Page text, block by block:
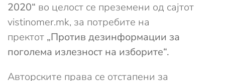
2020“ во целост се преземени од сајтот
vistinomer.mk, за потребите на
пректот „Против дезинформации за
поголема излезност на изборите“.
Авторските права се отстапени за